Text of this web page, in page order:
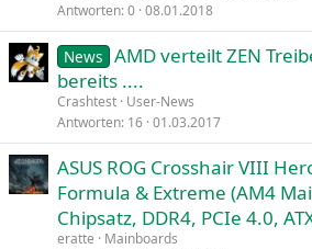
Antworten 0 08.01.2018
News AMD verteilt ZEN
bereits ....
Crashtest User-News
Antworten 16 01.03.2017
ASUS ROG Crosshair VIII
Formula & Extreme (AM4
Chipsatz, DDR4, PCIe 4.0,
eratte
Mainboards